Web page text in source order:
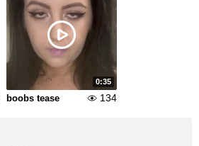
0:35
boobs tease 134